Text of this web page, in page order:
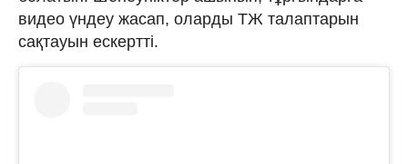
видео үндеу жасап, оларды ТЖ талаптарын
сақтауын ескертті.